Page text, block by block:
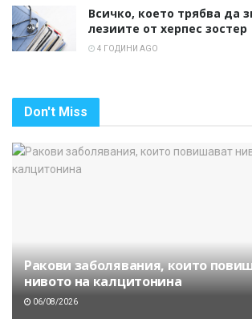
Всичко, което трябва да
лезиите от херпес зостер
4 ГОДИНИ AGO
Don't Miss
Ракови заболявания, които
нивото на калцитонина
06/08/2026